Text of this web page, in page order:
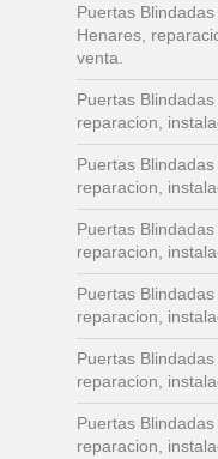
Puertas Blindadas
Henares,
venta.
Puertas Blindadas
reparacion,
Puertas Blindadas
reparacion,
Puertas
reparacion,
Puertas Blindadas
reparacion,
Puertas Blindadas
reparacion,
Puertas Blindadas
reparacion,